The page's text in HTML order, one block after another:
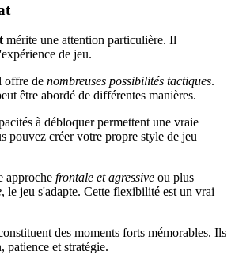
mérite une attention particulière. Il
de jeu.
offre de nombreuses possibilités tactiques.
être abordé de différentes manières.
à débloquer permettent une vraie
pouvez créer votre propre style de jeu
approche frontale et agressive ou plus
, le jeu s'adapte. Cette flexibilité est un vrai
des moments forts mémorables. Ils
patience et stratégie.